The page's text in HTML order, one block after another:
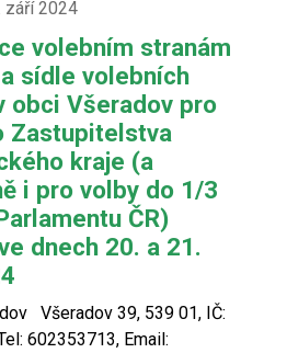
září 2024
volebním stranám
sídle volebních
obci Všeradov pro
Zastupitelstva
kraje (a
i pro volby do 1/3
ČR)
dnech 20. a 21.
Všeradov 39, 539 01, IČ:
602353713, Email: